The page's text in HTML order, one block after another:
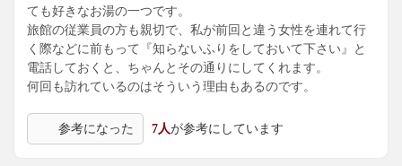
ても好きなお湯の一つです。
旅館の従業員の方も親切で、私が前回と違う女性を連れて行
く際などに前もって『知らないふりをしておいて下さい』と
電話しておくと、ちゃんとその通りにしてくれます。
何回も訪れているのはそういう理由もあるのです。
参考になった 7人が参考にしています